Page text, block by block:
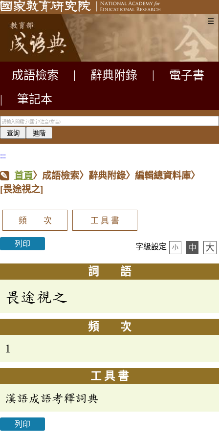
☰
成語檢索 辭典附錄
電子書
|
筆記本
:::
首頁〉成語檢索〉辭典附錄〉編輯總資料庫〉
[畏途視之]
頻 次 工 具 書
列印 字級設定 小 中 大
詞 語
畏途視之
頻 次
1
工 具 書
漢語成語考釋詞典
列印